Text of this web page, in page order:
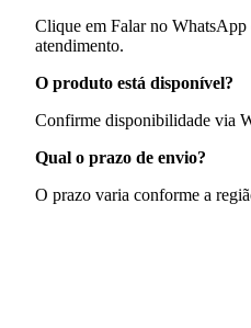
Clique em Falar no
atendimento.
O produto está disponível?
Confirme disponibilidade via
Qual o prazo de envio?
O prazo varia conforme a